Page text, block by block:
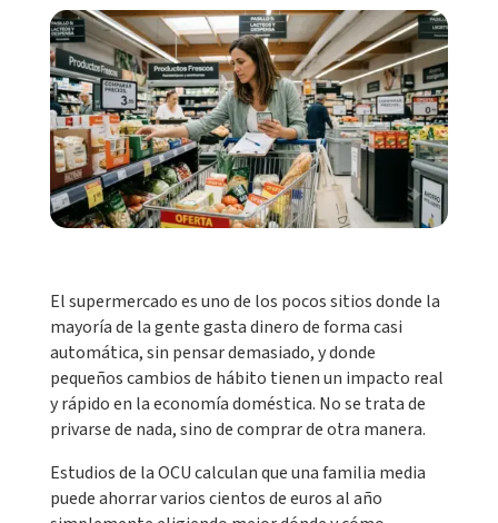
El supermercado es uno de los pocos sitios donde la
mayoría de la gente gasta dinero de forma casi
automática, sin pensar demasiado, y donde
pequeños cambios de hábito tienen un impacto real
y rápido en la economía doméstica. No se trata de
privarse de nada, sino de comprar de otra manera.
Estudios de la OCU calculan que una familia media
puede ahorrar varios cientos de euros al año